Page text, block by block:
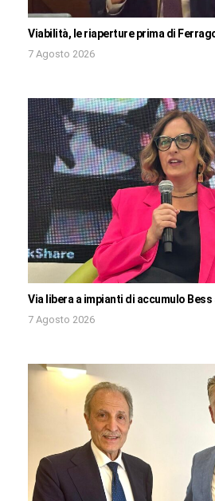
Viabilità, le riaperture prima di
7 Agosto 2026
Via libera a impianti di accumulo
7 Agosto 2026